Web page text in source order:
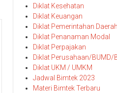
Diklat Kesehatan
Diklat Keuangan
Diklat Pemerintahan Daerah
Diklat Penanaman Modal
Diklat Perpajakan
Diklat Perusahaan/BUMD/
Diklat UKM / UMKM
Jadwal Bimtek 2023
Materi Bimtek Terbaru